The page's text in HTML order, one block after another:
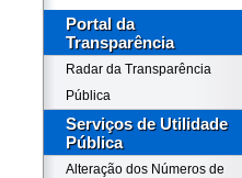
Portal da
Transparência
Radar da Transparência
Pública
Serviços de Utilidade
Pública
Alteração dos Números de